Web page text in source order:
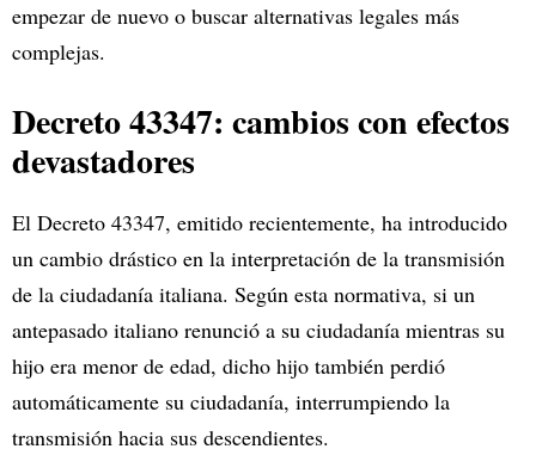
empezar de nuevo o buscar alternativas legales más
complejas.
Decreto 43347: cambios con efectos
devastadores
El Decreto 43347, emitido recientemente, ha introducido
un cambio drástico en la interpretación de la transmisión
de la ciudadanía italiana. Según esta normativa, si un
antepasado italiano renunció a su ciudadanía mientras su
hijo era menor de edad, dicho hijo también perdió
automáticamente su ciudadanía, interrumpiendo la
transmisión hacia sus descendientes.